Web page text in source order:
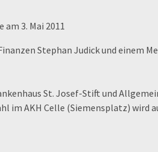
3. Mai 2011
Stephan Judick und einem
St. Josef-Stift und
im AKH Celle (Siemensplatz)